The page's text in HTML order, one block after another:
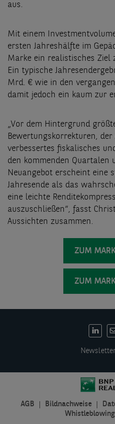
aus.
Mit einem
ersten Jahreshälfte im
Marke ein realistisches Ziel
Ein typische
Mrd. € wie in den
damit jedoch ein kaum zur
„Vor dem Hintergrund
Bewertungskorrekturen, der
verbessertes fiskalisches
den kommenden Quartalen
Neuangebot erscheint eine
Jahresende als das
eine leichte
auszuschließen“, fasst
Aussichten zusammen.
ZUM
ZUM
AGB Bildnachweise
Whistleblowing